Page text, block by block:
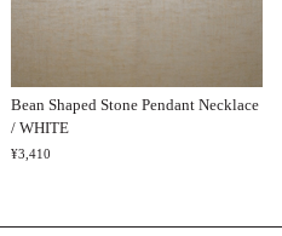
Bean Shaped Stone Pendant Necklace
/ WHITE
¥3,410